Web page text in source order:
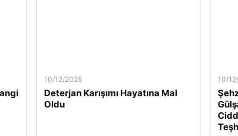
10/12/2025
Deterjan Karışımı Hayatına Mal
Oldu
10/